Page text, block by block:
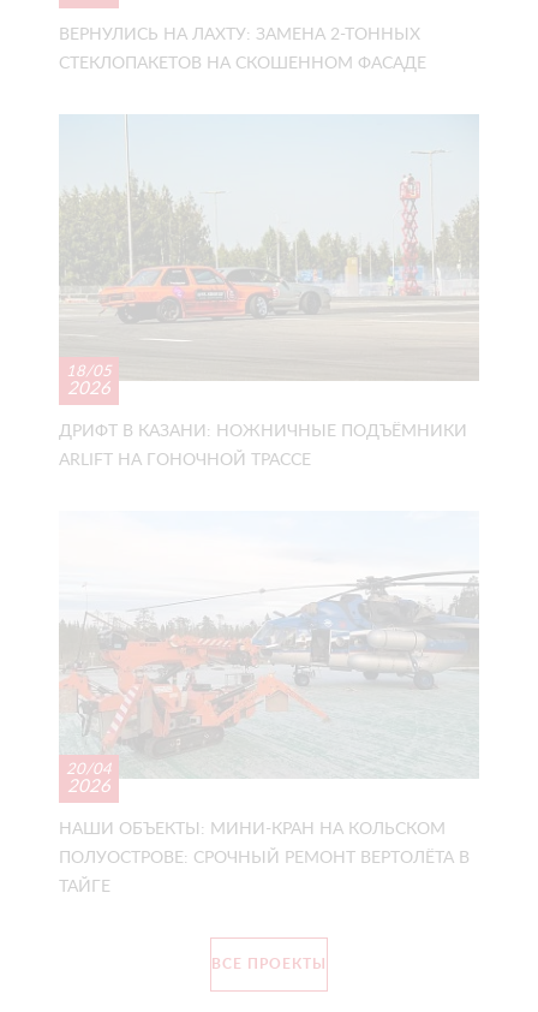
ВЕРНУЛИСЬ НА ЛАХТУ: ЗАМЕНА 2-ТОННЫХ
СТЕКЛОПАКЕТОВ НА СКОШЕННОМ ФАСАДЕ
18/05
2026
ДРИФТ В КАЗАНИ: НОЖНИЧНЫЕ ПОДЪЁМНИКИ
ARLIFT НА ГОНОЧНОЙ ТРАССЕ
20/04
2026
НАШИ ОБЪЕКТЫ: МИНИ-КРАН НА КОЛЬСКОМ
ПОЛУОСТРОВЕ: СРОЧНЫЙ РЕМОНТ ВЕРТОЛЁТА В
ТАЙГЕ
ВСЕ ПРОЕКТЫ